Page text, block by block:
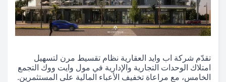
تقدّم شركة اب وايد العقارية نظام تقسيط مرن لتسهيل
امتلاك الوحدات التجارية والإدارية في مول وايت ووك التجمع
الخامس، مع مراعاة تخفيف الأعباء المالية على المستثمرين.